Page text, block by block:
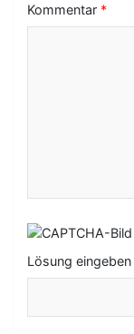
N
o
n
Kommentar *
Lösung eingeben